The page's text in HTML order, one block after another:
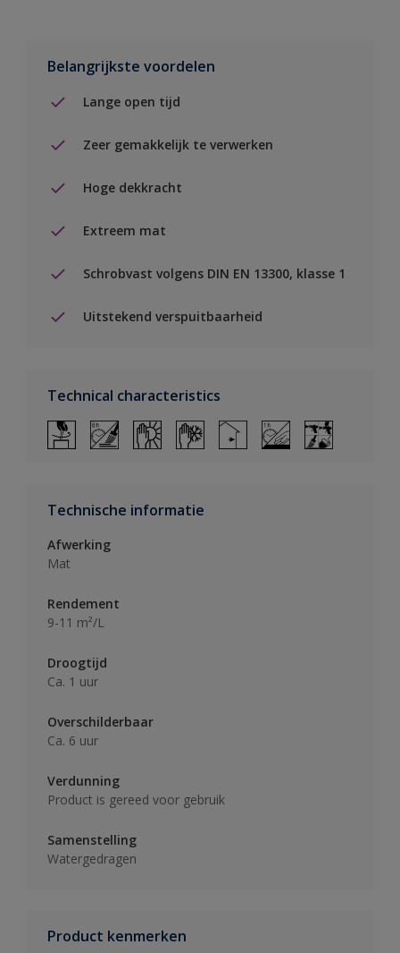
Belangrijkste voordelen
Lange open tijd
Zeer gemakkelijk te verwerken
Hoge dekkracht
Extreem mat
Schrobvast volgens DIN EN 13300, klasse 1
Uitstekend verspuitbaarheid
Technical characteristics
Technische informatie
Afwerking
Mat
Rendement
9-11 m²/L
Droogtijd
Ca. 1 uur
Overschilderbaar
Ca. 6 uur
Verdunning
Product is gereed voor gebruik
Samenstelling
Watergedragen
Product kenmerken